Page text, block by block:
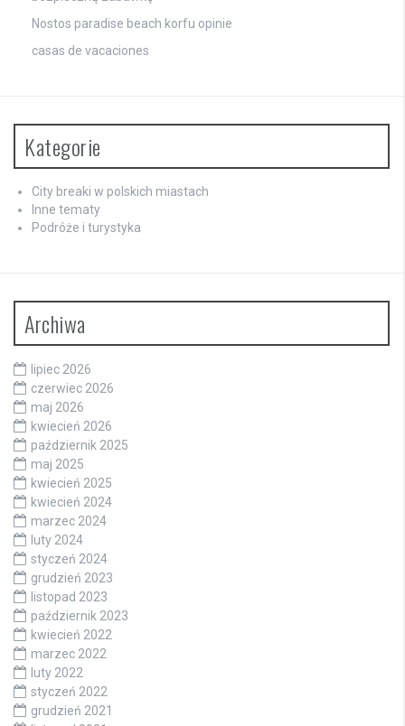
Nostos paradise beach korfu opinie
casas de vacaciones
Kategorie
City breaki w polskich miastach
Inne tematy
Podróże i turystyka
Archiwa
lipiec 2026
czerwiec 2026
maj 2026
kwiecień 2026
październik 2025
maj 2025
kwiecień 2025
kwiecień 2024
marzec 2024
luty 2024
styczeń 2024
grudzień 2023
listopad 2023
październik 2023
kwiecień 2022
marzec 2022
luty 2022
styczeń 2022
grudzień 2021